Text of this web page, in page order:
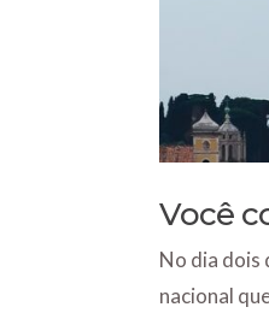
Você
No dia dois
nacional